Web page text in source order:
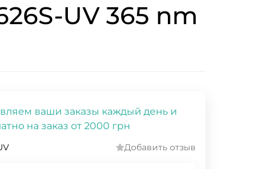
UV 365 nm
ваши заказы каждый день и
на заказ от 2000 грн
Добавить отзыв